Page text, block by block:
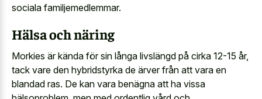
sociala familjemedlemmar.
Hälsa och näring
Morkies är kända för sin långa livslängd på cirka 12-15 år,
tack vare den hybridstyrka de ärver från att vara en
blandad ras. De kan vara benägna att ha vissa